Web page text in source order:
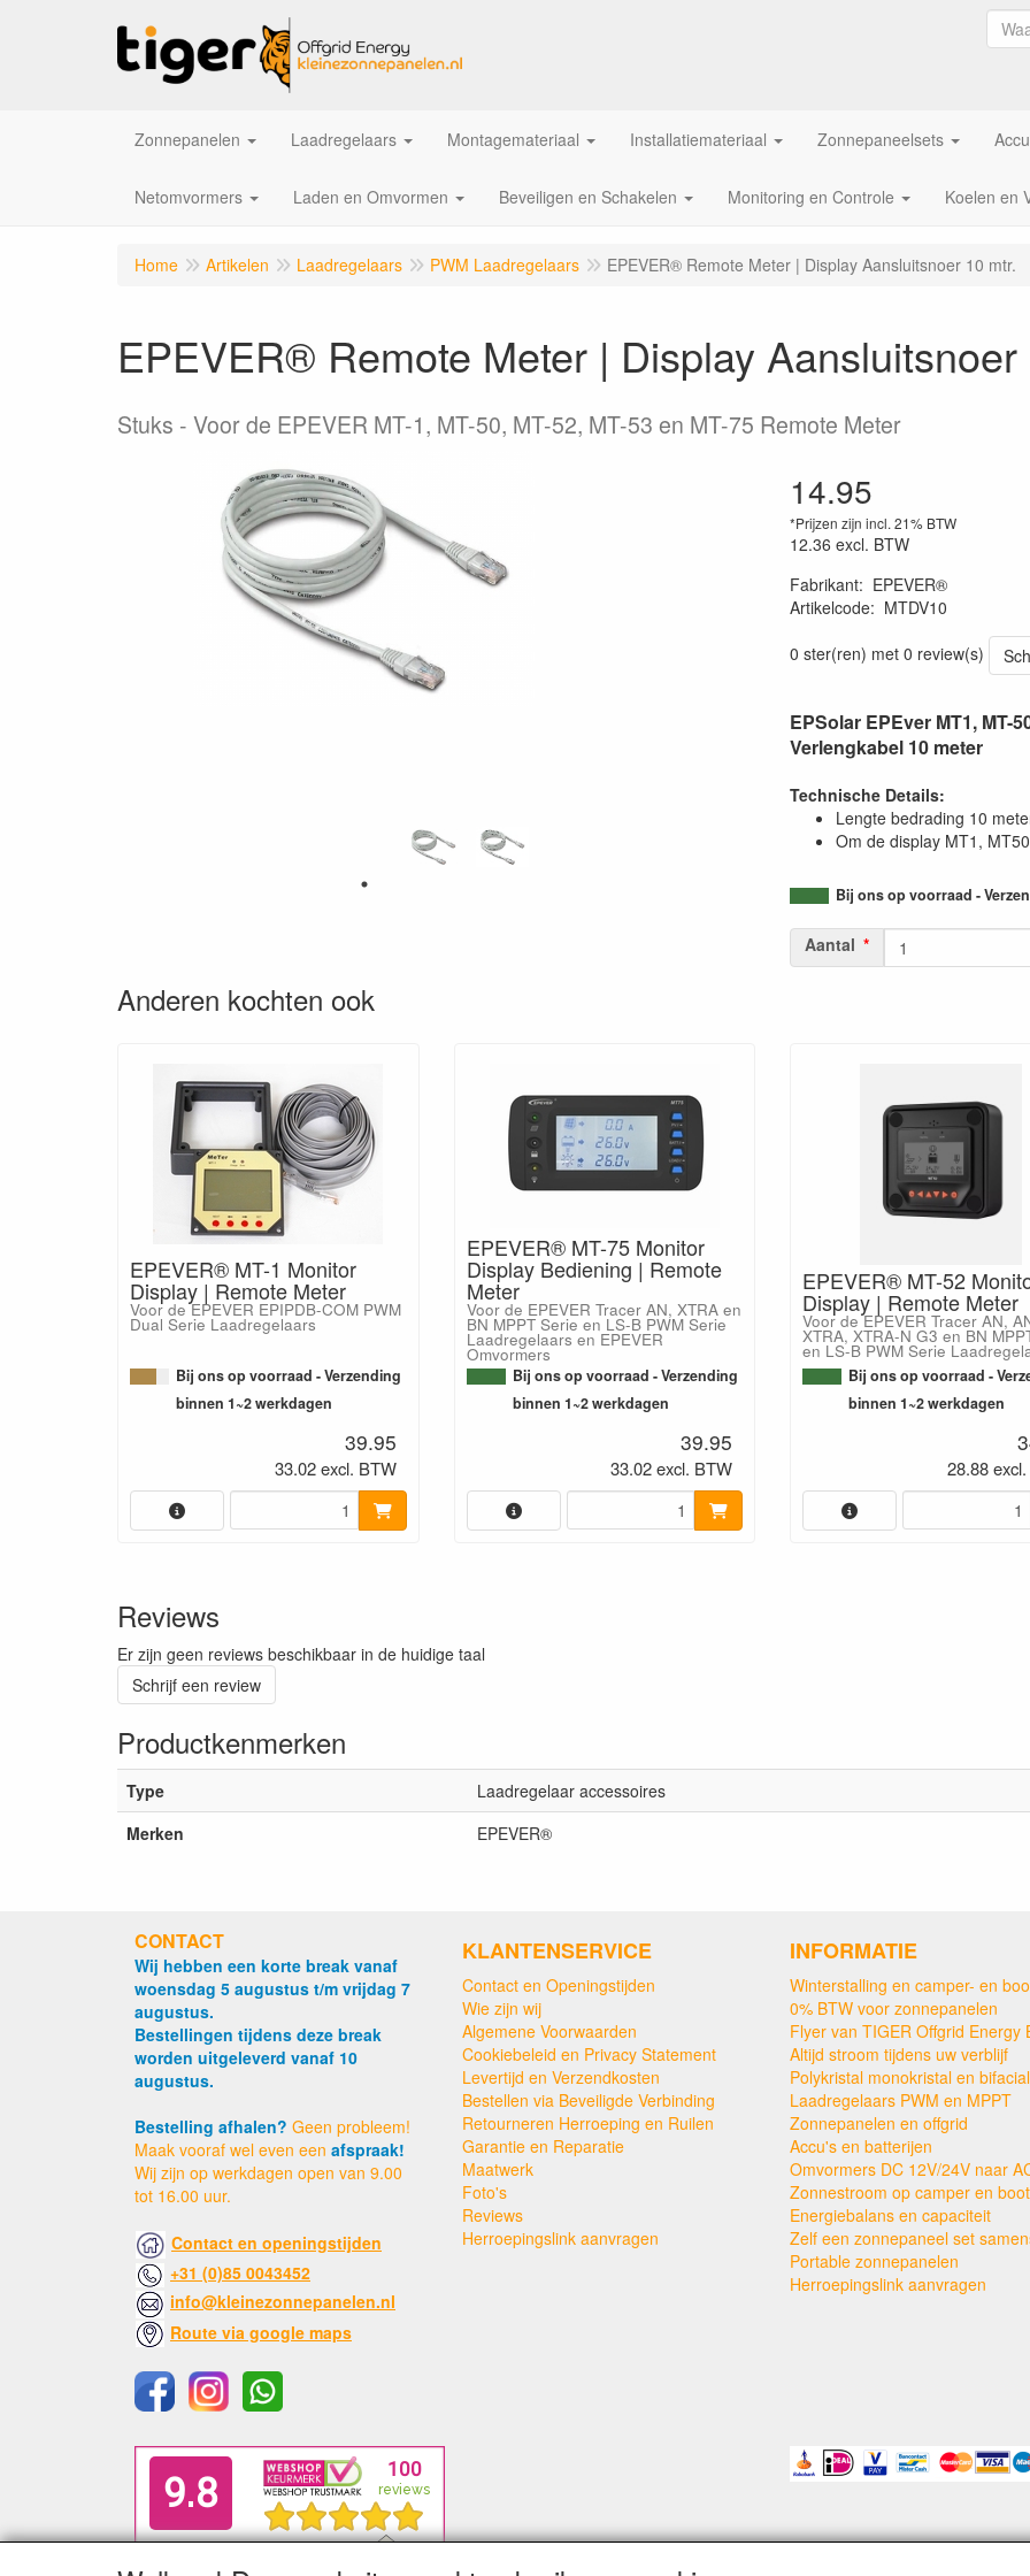
Zonnepanelen Laadregelaars Montagemateriaal Installatiemateriaal Zonnepaneelsets
Netomvormers Laden en Omvormen Beveiligen en Schakelen Monitoring en Controle Koelen en
Home Artikelen Laadregelaars PWM Laadregelaars EPEVER® Remote Meter | Display Aansluitsnoer 10 mtr.
EPEVER® Remote Meter | Display Aansluitsnoer
Stuks Voor de EPEVER MT-1, MT-50, MT-52, MT-53 en MT-75 Remote Meter
14.95
*Prijzen zijn incl. 21% BTW
12.36 excl. BTW
Fabrikant: EPEVER®
Artikelcode: MTDV10
0 ster(ren) met 0 review(s)
EPSolar EPEver MT1, MT-
Verlengkabel 10 meter
Technische Details:
Lengte bedrading 10
Om de display MT1,
Bij ons op voorraad -
Aantal
Anderen kochten ook
EPEVER® MT-1 Monitor
Display | Remote Meter
Voor de EPEVER EPIPDB-COM PWM
Dual Serie Laadregelaars
Bij ons op voorraad - Verzending
binnen 1~2 werkdagen
39.95
33.02 excl. BTW
EPEVER® MT-75 Monitor
Display Bediening | Remote
Meter
Voor de EPEVER Tracer AN, XTRA en
BN MPPT Serie en LS-B PWM Serie
Laadregelaars en EPEVER
Omvormers
Bij ons op voorraad - Verzending
binnen 1~2 werkdagen
39.95
33.02 excl. BTW
EPEVER® MT-52
Display | Remote Meter
Voor de EPEVER Tracer AN,
XTRA, XTRA-N G3 en BN
en LS-B PWM Serie
Bij ons op voorraad -
binnen 1~2 werkdagen
28.88
Reviews
Er zijn geen reviews beschikbaar in de huidige taal
Schrijf een review
Productkenmerken
Type
Laadregelaar accessoires
Merken
EPEVER®
CONTACT
Wij hebben een korte break vanaf
woensdag 5 augustus t/m vrijdag 7
augustus.
Bestellingen tijdens deze break
worden uitgeleverd vanaf 10
augustus.
Bestelling afhalen? Geen probleem!
Maak vooraf wel even een afspraak!
Wij zijn op werkdagen open van 9.00
tot 16.00 uur.
Contact en openingstijden
+31 (0)85 0043452
info@kleinezonnepanelen.nl
Route via google maps
KLANTENSERVICE
Contact en Openingstijden
Wie zijn wij
Algemene Voorwaarden
Cookiebeleid en Privacy Statement
Levertijd en Verzendkosten
Bestellen via Beveiligde Verbinding
Retourneren Herroeping en Ruilen
Garantie en Reparatie
Maatwerk
Foto's
Reviews
Herroepingslink aanvragen
INFORMATIE
Winterstalling en camper- en
0% BTW voor zonnepanelen
Flyer van TIGER Offgrid Energy
Altijd stroom tijdens uw verblijf
Polykristal monokristal en bifacial
Laadregelaars PWM en MPPT
Zonnepanelen en offgrid
Accu's en batterijen
Omvormers DC 12V/24V naar
Zonnestroom op camper en boot
Energiebalans en capaciteit
Zelf een zonnepaneel set
Portable zonnepanelen
Herroepingslink aanvragen